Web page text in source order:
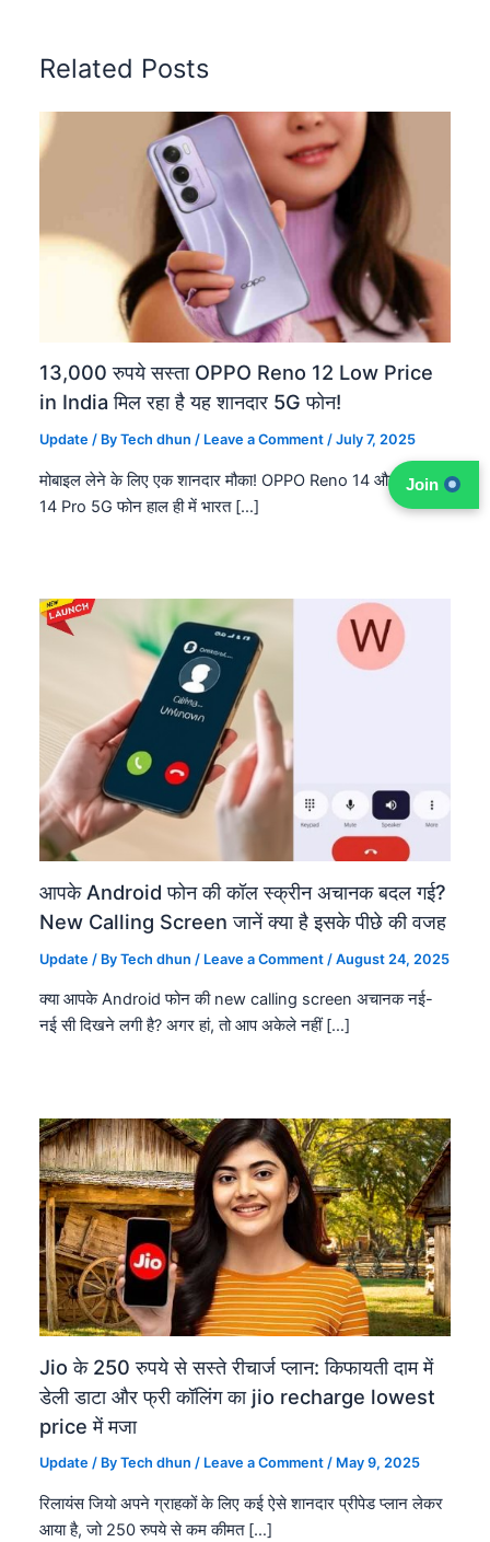
Related Posts
13,000 रुपये सस्ता OPPO Reno 12 Low Price
in India मिल रहा है यह शानदार 5G फोन!
Update / ByTech dhun/ Leave a Comment /July 7, 2025
मोबाइल लेने के लिए एक शानदार मौका! OPPO Reno 14 और Reno
14 Pro 5G फोन हाल ही में भारत […]
आपके Android फोन की कॉल स्क्रीन अचानक बदल गई?
New Calling Screen जानें क्या है इसके पीछे की वजह
Update / ByTech dhun / Leave a Comment /August 24, 2025
क्या आपके Android फोन की new calling screen अचानक नई-
नई सी दिखने लगी है? अगर हां, तो आप अकेले नहीं […]
Jio के 250 रुपये से सस्ते रीचार्ज प्लान: किफायती दाम में
डेली डाटा और फ्री कॉलिंग का jio recharge lowest
price में मजा
Update / ByTech dhun/ Leave a Comment / May 9, 2025
रिलायंस जियो अपने ग्राहकों के लिए कई ऐसे शानदार प्रीपेड प्लान लेकर
आया है, जो 250 रुपये से कम कीमत […]
Join